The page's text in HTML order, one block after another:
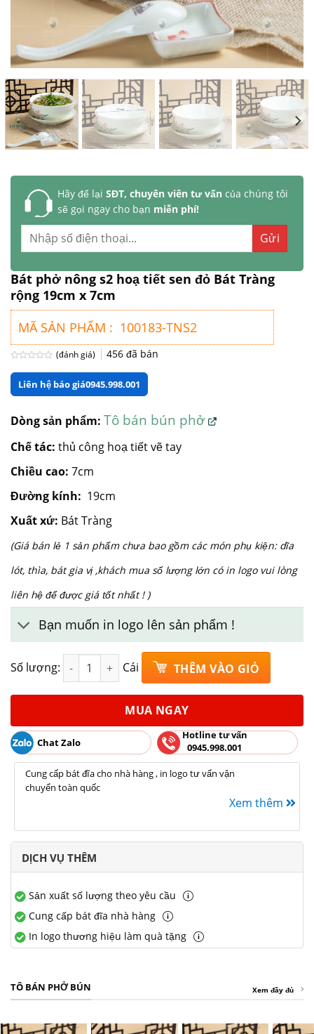
Hãy để lại SĐT, chuyên viên tư vấncủa chúng tôi
sẽ gọi ngay cho bạn miễn phí!
Bát phở nông s2 hoạ tiết sen đỏ Bát Tràng
rộng 19cm x 7cm
MÃ SẢN PHẨM : 100183-TNS2
xếp
hạng
0
(đánh giá) 456đã bán
Liên hệ báo giá0945.998.001
Dòng sản phẩm: Tô bán bún phở
Chế tác: thủ công hoạ tiết vẽ tay
Chiều cao: 7cm
Đường kính: 19cm
Xuất xứ: Bát Tràng
(Giá bán lẻ 1 sản phẩm chưa bao gồm các món phụ kiện: dĩa
lót, thìa, bát gia vị ,khách mua số lượng lớn có in logo vui lòng
liên hệ để được giá tốt nhất ! )
Bạn muốn in logo lên sản phẩm !
Số lượng: Bát phở nông s2 hoạ tiết sen đỏ Bát Tràng rộng
Cái THÊM VÀO GIỎ
MUA NGAY
Chat Zalo
Hotline tư vấn
0945.998.001
Cung cấp bát đĩa cho nhà hàng , in logo tư vấn vận
chuyển toàn quốc
Xem thêm
DỊCH VỤ THÊM
Sản xuất số lượng theo yêu cầu
Cung cấp bát đĩa nhà hàng
In logo thương hiệu làm quà tặng
TÔ BÁN PHỞ BÚN Xem đầy đủ